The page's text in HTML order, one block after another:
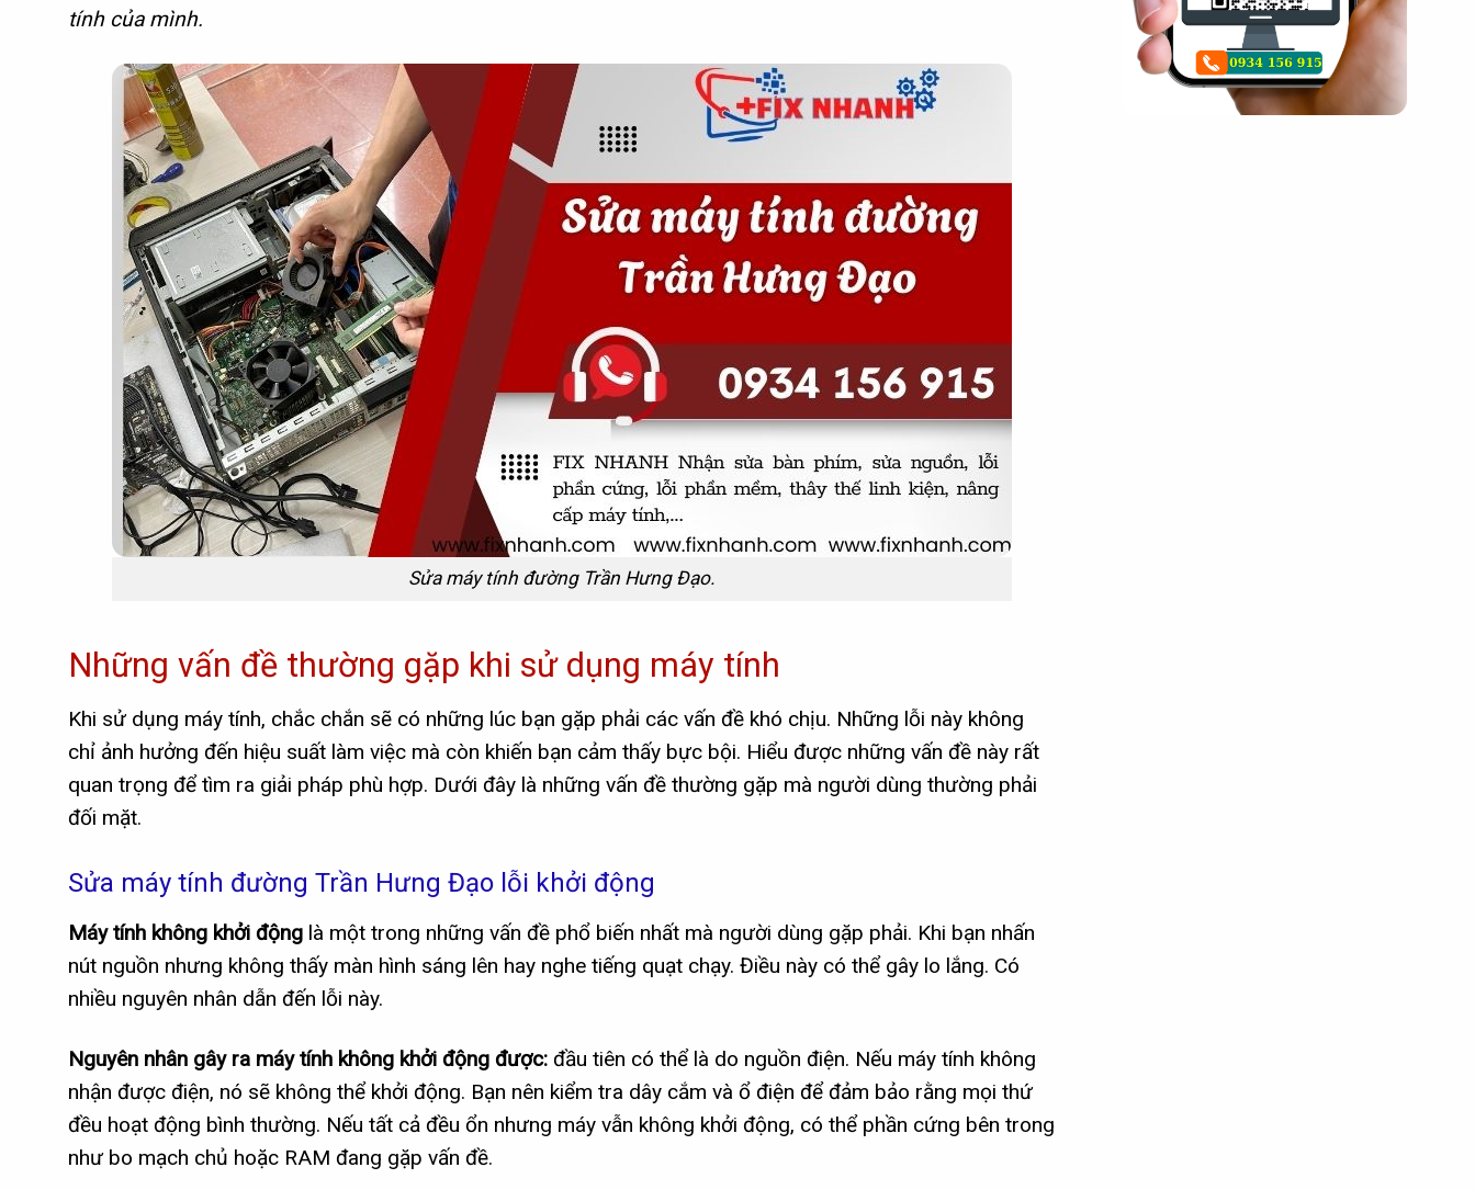
tính của mình.
Sửa máy tính đường Trần Hưng Đạo.
Những vấn đề thường gặp khi sử dụng máy tính
Khi sử dụng máy tính, chắc chắn sẽ có những lúc bạn gặp phải các vấn đề khó chịu. Những lỗi này không
chỉ ảnh hưởng đến hiệu suất làm việc mà còn khiến bạn cảm thấy bực bội. Hiểu được những vấn đề này rất
quan trọng để tìm ra giải pháp phù hợp. Dưới đây là những vấn đề thường gặp mà người dùng thường phải
đối mặt.
Sửa máy tính đường Trần Hưng Đạo lỗi khởi động
Máy tính không khởi động là một trong những vấn đề phổ biến nhất mà người dùng gặp phải. Khi bạn nhấn
nút nguồn nhưng không thấy màn hình sáng lên hay nghe tiếng quạt chạy. Điều này có thể gây lo lắng. Có
nhiều nguyên nhân dẫn đến lỗi này.
Nguyên nhân gây ra máy tính không khởi động được: đầu tiên có thể là do nguồn điện. Nếu máy tính không
nhận được điện, nó sẽ không thể khởi động. Bạn nên kiểm tra dây cắm và ổ điện để đảm bảo rằng mọi thứ
đều hoạt động bình thường. Nếu tất cả đều ổn nhưng máy vẫn không khởi động, có thể phần cứng bên trong
như bo mạch chủ hoặc RAM đang gặp vấn đề.